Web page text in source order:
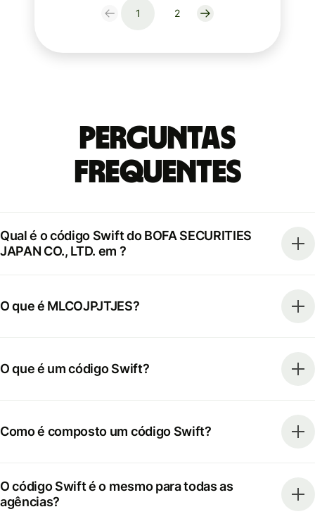
1 2
Perguntas
frequentes
Qual é o código Swift do BOFA SECURITIES
JAPAN CO., LTD. em ?
O que é MLCOJPJTJES?
O que é um código Swift?
Como é composto um código Swift?
O código Swift é o mesmo para todas as
agências?